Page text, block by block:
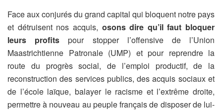
Face aux conjurés du grand capital qui bloquent notre pays
et détruisent nos acquis, osons dire qu’il faut bloquer
leurs profits pour stopper l’offensive de l’Union
Maastrichtienne Patronale (UMP) et pour reprendre la
route du progrès social, de l’emploi productif, de la
reconstruction des services publics, des acquis sociaux et
de l’école laïque, balayer le racisme et l’extrême droite,
permettre à nouveau au peuple français de disposer de lui-